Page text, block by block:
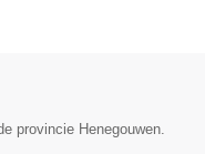
provincie Henegouwen.